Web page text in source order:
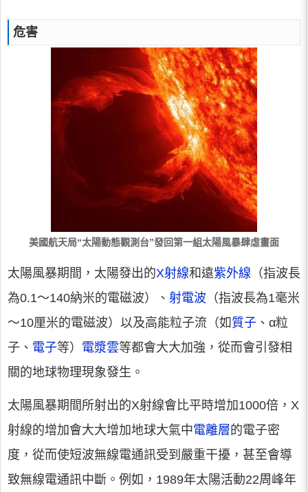
危害
美國航天局“太陽動態觀測台”發回第一組太陽風暴肆虐畫面
太陽風暴期間，太陽發出的X射線和遠紫外線 （指波長
為0.1～140納米的電磁波）、 射電波 （指波長為1毫米
～10厘米的電磁波）以及高能粒子流（如 質子 、α粒
子、 電子等） 電漿雲等都會大大加強，從而會引發相
關的地球物理現象發生。
太陽風暴期間所射出的X射線會比平時增加1000倍，X
射線的增加會大大增加地球大氣中電離層 的電子密
度，從而使短波無線電通訊受到嚴重干擾，甚至會導
致無線電通訊中斷。例如，1989年太陽活動22周峰年